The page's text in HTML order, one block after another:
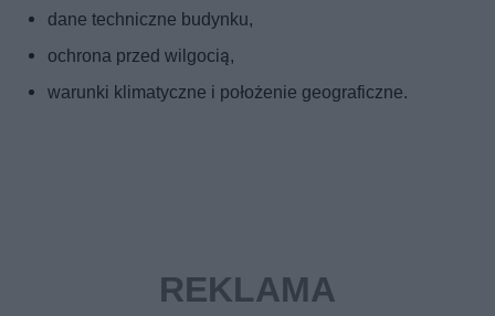
dane techniczne budynku,
ochrona przed wilgocią,
warunki klimatyczne i położenie geograficzne.